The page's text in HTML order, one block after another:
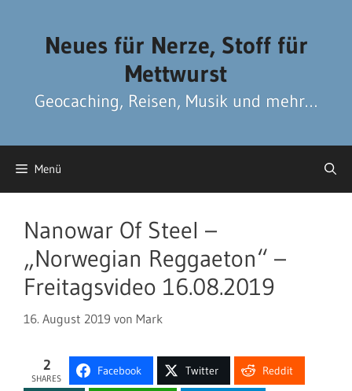
Neues für Nerze, Stoff für
Mettwurst
Geocaching, Reisen, Musik und mehr…
Menü
Nanowar Of Steel –
„Norwegian Reggaeton“ –
Freitagsvideo 16.08.2019
16. August 2019 von Mark
2
SHARES
Facebook Twitter Reddit